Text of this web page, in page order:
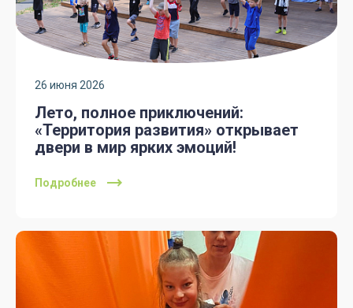
26 июня 2026
Лето, полное приключений:
«Территория развития» открывает
двери в мир ярких эмоций!
Подробнее